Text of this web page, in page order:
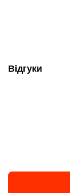
Відгуки